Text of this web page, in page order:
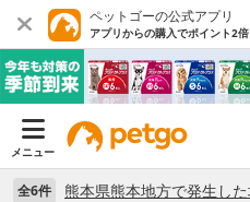
ペットゴーの公式アプリ
アプリからの購入でポイント2倍
メニュー
全6件